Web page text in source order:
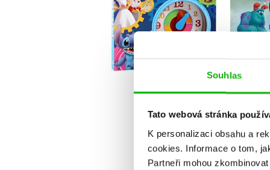
Souhlas
Tato webová stránka
K personalizaci obsahu a
cookies. Informace o tom,
Partneři mohou
Do košíku